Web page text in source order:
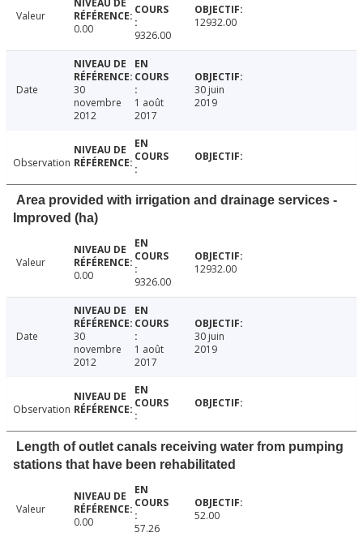
Valeur
0.00
9326.00
12932.00
Date
30
novembre
2012
1 août
2017
30 juin
2019
Observation
Area provided with irrigation and drainage services -
Improved (ha)
Valeur
0.00
9326.00
12932.00
Date
30
novembre
2012
1 août
2017
30 juin
2019
Observation
Length of outlet canals receiving water from pumping
stations that have been rehabilitated
Valeur
0.00
57.26
52.00